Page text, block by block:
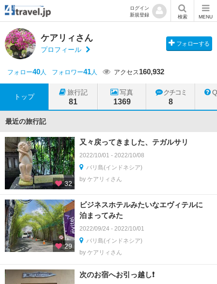
ログイン
新規登録
検索 MENU
ケアリィさん
プロフィール
フォローする
フォロー40人 フォロワー41人 アクセス160,932
トップ
旅行記
81
写真
1369
クチコミ
8
最近の旅行記
32
又々戻ってきました、テガルサリ
2022/10/01 - 2022/10/08
バリ島(インドネシア)
by ケアリィさん
29
ビジネスホテルみたいなエヴィテルに
泊まってみた
2022/09/24 - 2022/10/01
バリ島(インドネシア)
by ケアリィさん
次のお宿へお引っ越し❗